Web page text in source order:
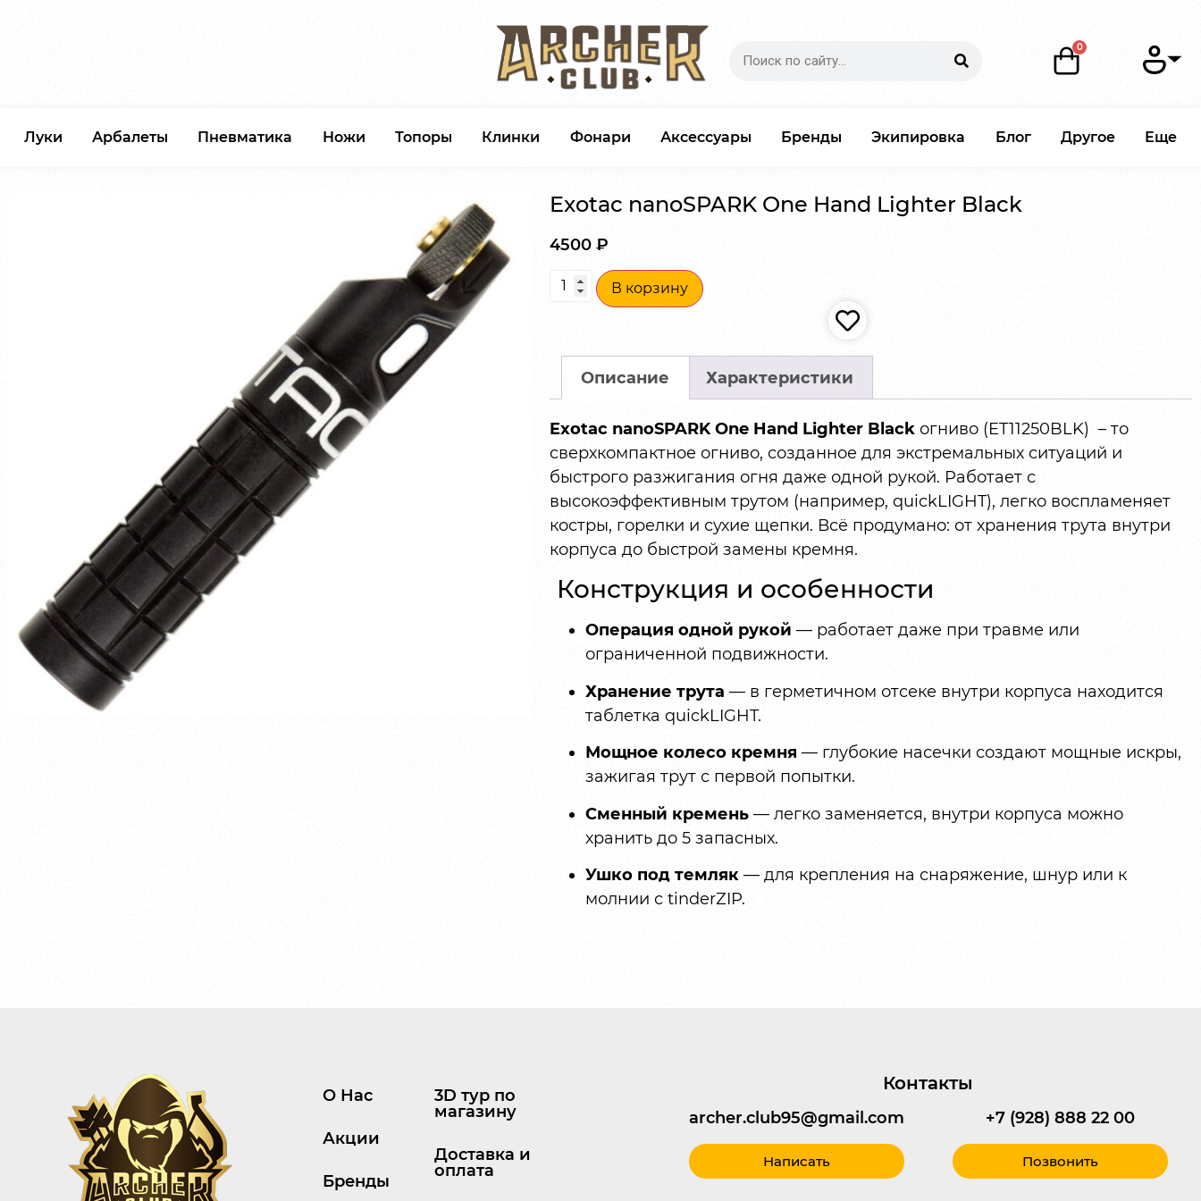
Луки Арбалеты Пневматика Ножи Топоры Клинки Фонари Аксессуары Бренды Экипировка Блог Другое Еще
Exotac nanoSPARK One Hand Lighter Black
4500 ₽
В корзину
Описание Характеристики
Exotac nanoSPARK One Hand Lighter Blackогниво (ET11250BLK) – то
сверхкомпактное огниво, созданное для экстремальных ситуаций и
быстрого разжигания огня даже одной рукой. Работает с
высокоэффективным трутом (например, quickLIGHT), легко воспламеняет
костры, горелки и сухие щепки. Всё продумано: от хранения трута внутри
корпуса до быстрой замены кремня.
Конструкция и особенности
Операция одной рукой — работает даже при травме или
ограниченной подвижности.
Хранение трута — в герметичном отсеке внутри корпуса находится
таблетка quickLIGHT.
Мощное колесо кремня — глубокие насечки создают мощные искры,
зажигая трут с первой попытки.
Сменный кремень— легко заменяется, внутри корпуса можно
хранить до 5 запасных.
Ушко под темляк— для крепления на снаряжение, шнур или к
молнии с tinderZIP.
О Нас
Акции
Бренды
3D тур по
магазину
Доставка и
оплата
Контакты
archer.club95@gmail.com
Написать
+7 (928) 888 22 00
Позвонить